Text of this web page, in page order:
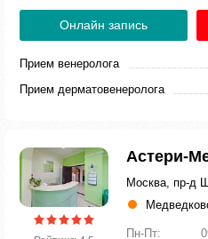
Онлайн запись
Прием венеролога
Прием дерматовенеролога
Астери-
Москва, пр-д
Пн-Пт: